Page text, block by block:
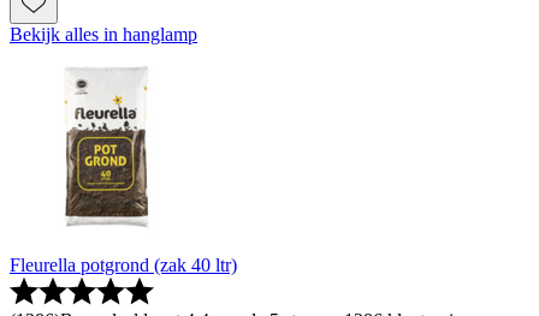
Bekijk alles in hanglamp
Fleurella potgrond (zak 40 ltr)